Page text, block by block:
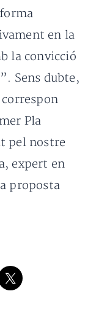
en la
la convicció
Sens dubte,
Pla
pel nostre
expert en
proposta